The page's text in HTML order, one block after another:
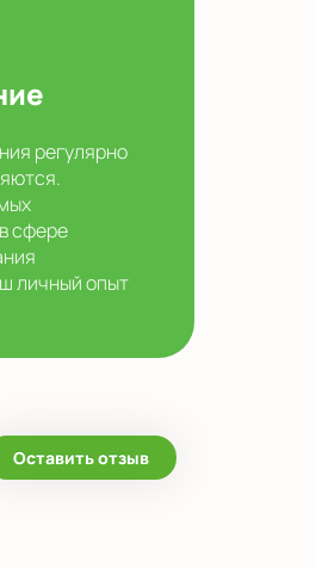
регулярно
сфере
личный опыт
Оставить отзыв